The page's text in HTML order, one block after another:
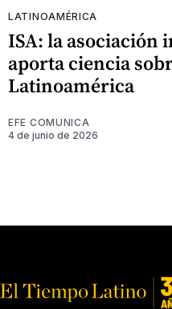
LATINOAMÉRICA
ISA: la asociación
aporta ciencia
Latinoamérica
EFE COMUNICA
4 de junio de 2026